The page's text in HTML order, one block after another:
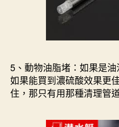
5、動物油脂堵：如果是
如果能買到濃硫酸效果更
住，那只有用那種清理管